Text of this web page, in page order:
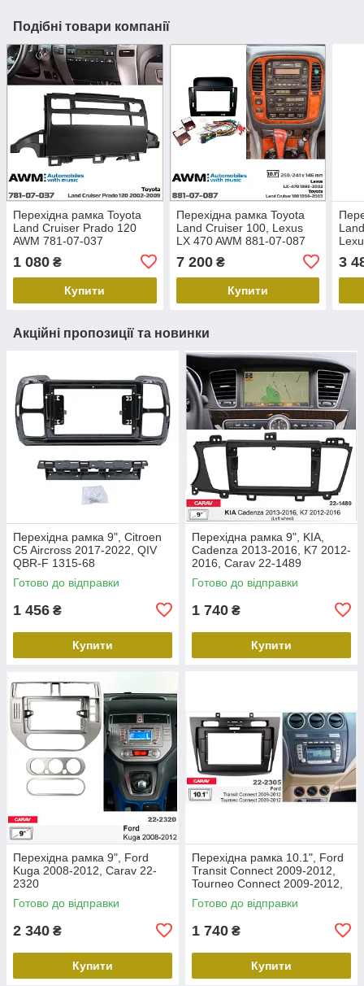
Подібні товари компанії
Перехідна рамка Toyota
Land Cruiser Prado 120
AWM 781-07-037
1 080 ₴
Купити
Перехідна рамка Toyota
Land Cruiser 100, Lexus
LX 470 AWM 881-07-087
7 200₴
Купити
3
Акційні пропозиції та новинки
Перехідна рамка 9", Citroen
C5 Aircross 2017-2022, QIV
QBR-F 1315-68
Готово до відправки
1 456 ₴
Купити
Перехідна рамка 9", KIA,
Cadenza 2013-2016, K7 2012-
2016, Carav 22-1489
Готово до відправки
1 740 ₴
Купити
Перехідна рамка 9", Ford
Kuga 2008-2012, Carav 22-
2320
Готово до відправки
2 340 ₴
Купити
Перехідна рамка 10.1", Ford
Transit Connect 2009-2012,
Tourneo Connect 2009-2012,
Carav 22-2305
Готово до відправки
1 740 ₴
Купити